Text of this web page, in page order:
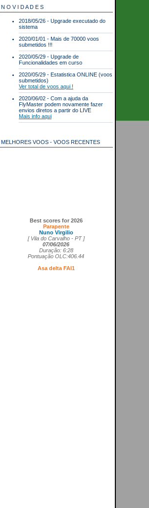
N O V I D A D E S
2018/05/26 - Upgrade executado do
sistema
2020/01/01 - Mais de 70000 voos
submetidos !!!
2020/05/29 - Upgrade de
Funcionalidades em curso
2020/05/29 - Estatistica ONLINE (voos
submetidos)
Ver total de voos aqui !
2020/06/02 - Com a ajuda da
FlyMaster podem novamente fazer
envios diretos a partir do LIVE
Mais info aqui
MELHORES VOOS - VOOS RECENTES
Parapente
Nuno Virgilio
[ Vila do Carvalho - PT ]
07/06/2026
Duração: 6:28
Pontuação OLC:406.44
Cedrick Vils